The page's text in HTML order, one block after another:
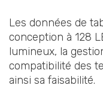
Les données de
conception à 128
lumineux, la
compatibilité des
ainsi sa faisabilité.